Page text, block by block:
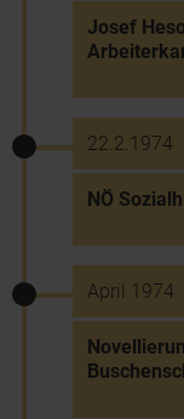
Josef
22.2.1974
NÖ
April 1974